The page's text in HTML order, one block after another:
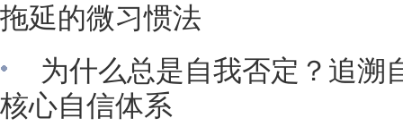
拖延的微习惯法
为什么总是自我否定？追溯
核心自信体系